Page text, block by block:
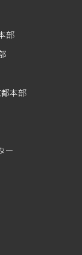
部
本部
ー